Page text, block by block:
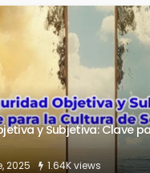
y Subjetiva: Clave
2025 1.64K views